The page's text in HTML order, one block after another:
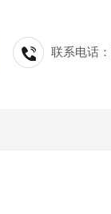
联系电话：